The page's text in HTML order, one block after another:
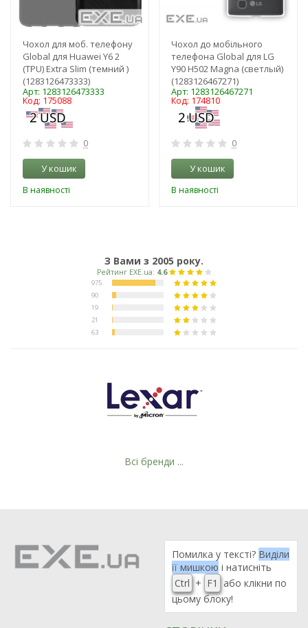
Чохол для моб. телефону
Global для Huawei Y6 2
(TPU) Extra Slim (темний )
(1283126473333)
Арт: 1283126473333
Код: 175088
0
У кошик
В наявності
Чохол до мобільного
телефона Global для LG
Y90 H502 Magna (светлый)
(1283126467271)
Арт: 1283126467271
Код: 174810
0
У кошик
В наявності
З Вами з 2005 року.
Всі бренди ...
Помилка у тексті? Виділи
її мишкою і натисніть
Ctrl + F1
або клікни по
цьому блоку!